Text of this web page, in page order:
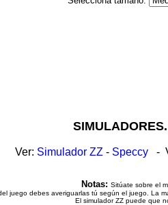
Ver: Simulador ZZ - Speccy -
Notas: Sitúate sobre el
juego debes averiguarlas tú según el juego. La
El simulador ZZ puede que